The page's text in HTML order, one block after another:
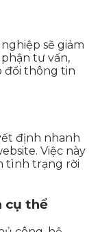
sẽ giảm
tư vấn,
đổi thông tin
định nhanh
Việc này
tình trạng rời
cụ thể